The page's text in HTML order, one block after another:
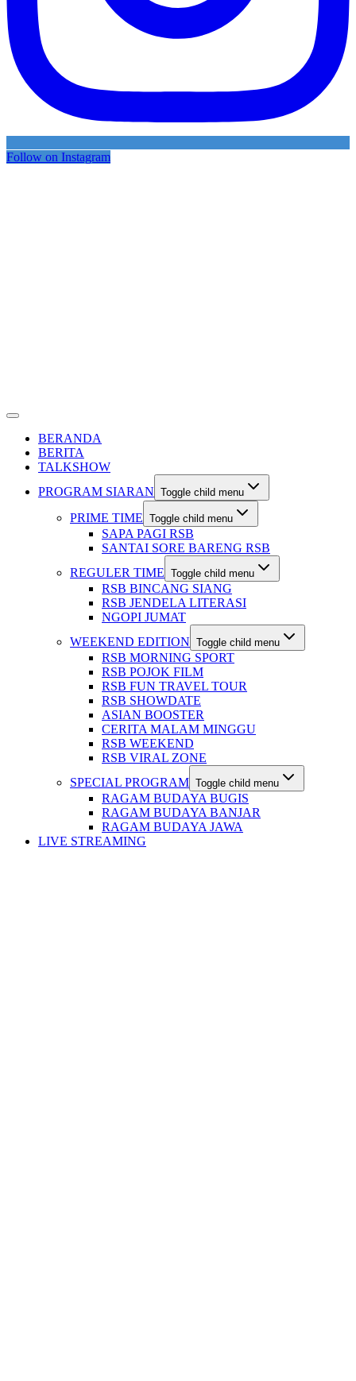
Follow on Instagram
BERANDA
BERITA
TALKSHOW
PROGRAM SIARAN Toggle child menu
PRIME TIME Toggle child menu
SAPA PAGI RSB
SANTAI SORE BARENG RSB
REGULER TIME Toggle child menu
RSB BINCANG SIANG
RSB JENDELA LITERASI
NGOPI JUMAT
WEEKEND EDITION Toggle child menu
RSB MORNING SPORT
RSB POJOK FILM
RSB FUN TRAVEL TOUR
RSB SHOWDATE
ASIAN BOOSTER
CERITA MALAM MINGGU
RSB WEEKEND
RSB VIRAL ZONE
SPECIAL PROGRAM Toggle child menu
RAGAM BUDAYA BUGIS
RAGAM BUDAYA BANJAR
RAGAM BUDAYA JAWA
LIVE STREAMING